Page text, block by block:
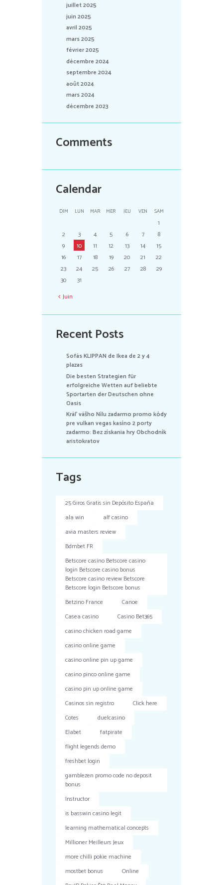
juillet 2025
juin 2025
avril 2025
mars 2025
février 2025
décembre 2024
septembre 2024
août 2024
mars 2024
décembre 2023
Comments
Calendar
DIM LUN MAR MER JEU VEN SAM
1
2
3 4 5 6 7
8
9
10 11 12 13 14
15
16
17 18 19 20 21
22
23
24 25 26 27 28
29
30
31
Juin
Recent Posts
Sofás KLIPPAN de Ikea de 2 y 4
plazas
Die besten Strategien für
erfolgreiche Wetten auf beliebte
Sportarten der Deutschen ohne
Oasis
Kráľ vášho Nílu zadarmo promo kódy
pre vulkan vegas kasíno 2 porty
zadarmo: Bez získania hry Obchodník
aristokratov
Tags
25 Giros Gratis sin Depósito España
ala win
alf casino
avia masters review
Bdmbet FR
Betscore casino Betscore casino
login Betscore casino bonus
Betscore casino review Betscore
Betscore login Betscore bonus
Betzino France
Canoe
Casea casino
Casino Bet365
casino chicken road game
casino online game
casino online pin up game
casino pinco online game
casino pin up online game
Casinos sin registro
Click here
Cotes
duelcasino
Elabet
fatpirate
flight legends demo
freshbet login
gamblezen promo code no deposit
bonus
Instructor
is basswin casino legit
learning mathematical concepts
Millioner Meilleurs Jeux
more chilli pokie machine
mostbet bonus
Online